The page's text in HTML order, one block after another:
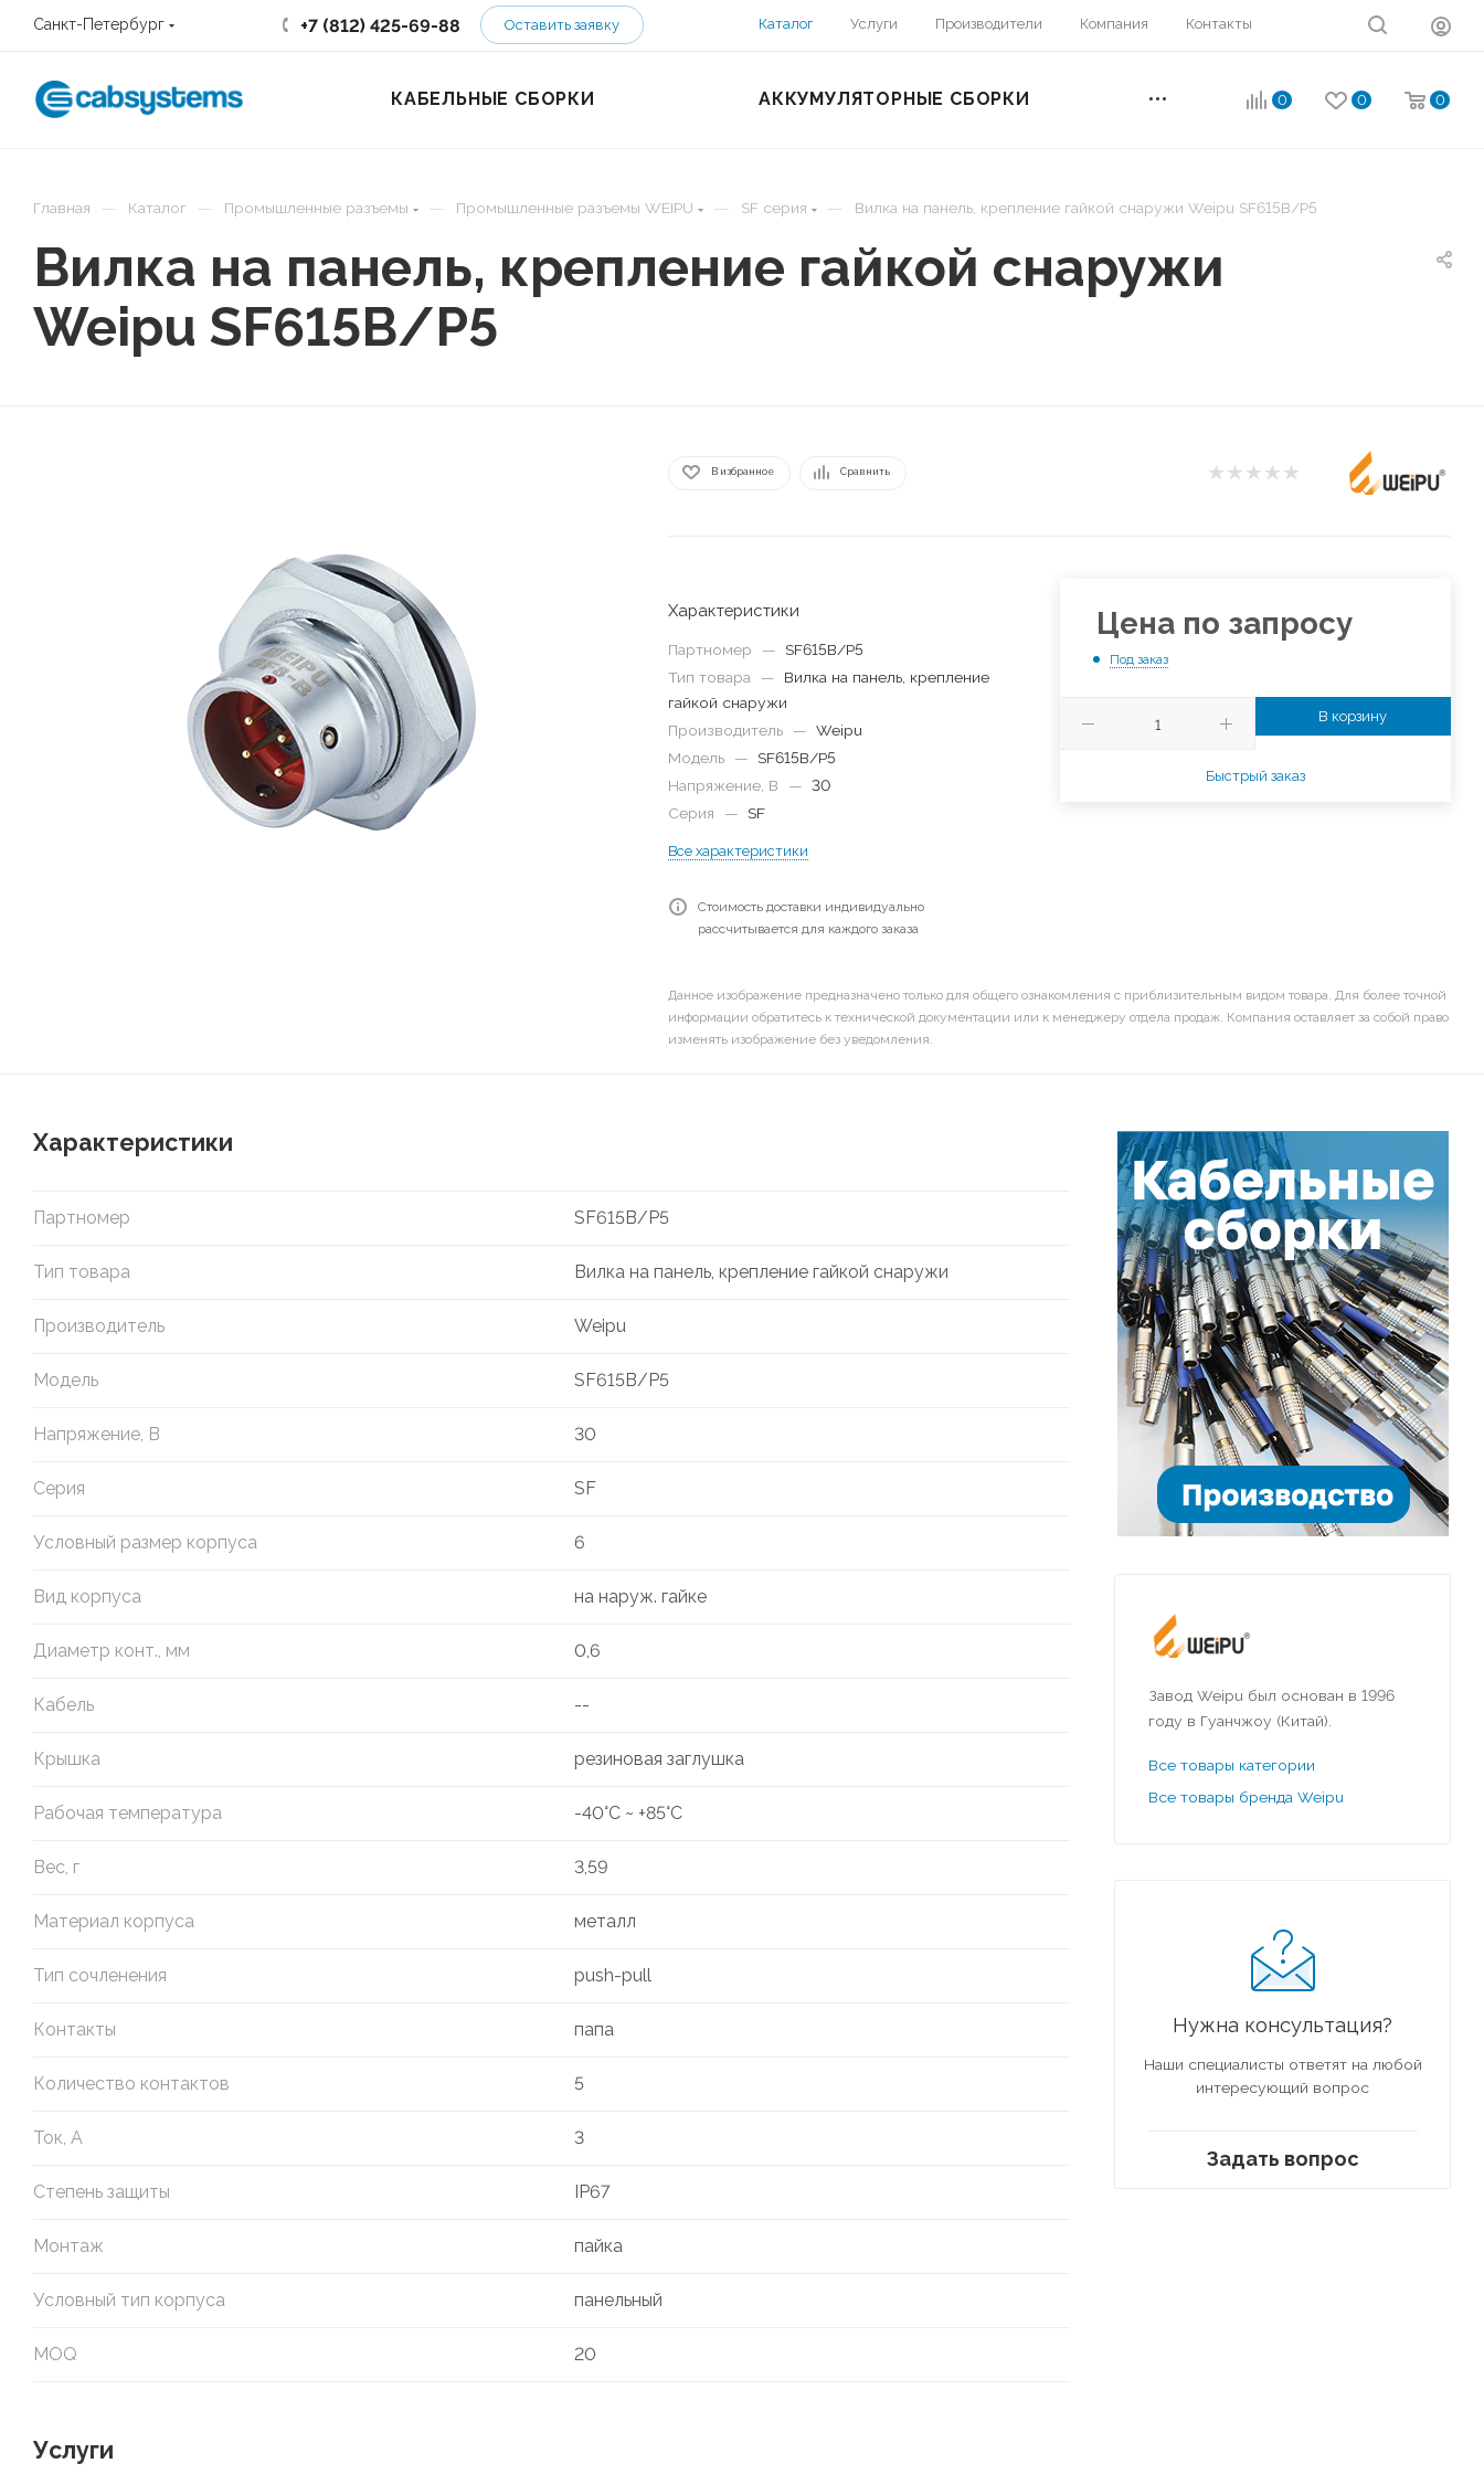
Санкт-Петербург +7 (812) 425-69-88 Оставить заявку Каталог Услуги Производители Компания Контакты
0 0 0
КАБЕЛЬНЫЕ СБОРКИ АККУМУЛЯТОРНЫЕ СБОРКИ
Главная — Каталог — Промышленные разъемы — Промышленные разъемы WEIPU — SF серия — Вилка на панель, крепление гайкой снаружи Weipu SF615B/P5
Вилка на панель, крепление гайкой снаружи
Weipu SF615B/P5
В избранное Сравнить
Характеристики
Партномер — SF615B/P5
Тип товара
—
Вилка на панель, крепление
гайкой снаружи
Производитель
— Weipu
Модель
— SF615B/P5
Напряжение, В
— 30
Серия
— SF
Все характеристики
Стоимость доставки индивидуально
рассчитывается для каждого заказа
Цена по запросу
Под заказ
В корзину
Быстрый заказ
Данное изображение предназначено только для общего ознакомления с приблизительным видом товара. Для более точной
информации обратитесь к технической документации или к менеджеру отдела продаж. Компания оставляет за собой право
изменять изображение без уведомления.
Характеристики
Партномер SF615B/P5
Тип товара Вилка на панель, крепление гайкой снаружи
Производитель Weipu
Модель SF615B/P5
Напряжение, В 30
Серия SF
Условный размер корпуса 6
Вид корпуса на наруж. гайке
Диаметр конт., мм 0,6
Кабель --
Крышка резиновая заглушка
Рабочая температура -40°C ~ +85°C
Вес, г 3,59
Материал корпуса металл
Тип сочленения push-pull
Контакты папа
Количество контактов 5
Ток, А 3
Степень защиты IP67
Монтаж пайка
Условный тип корпуса панельный
MOQ 20
Услуги
Завод Weipu был основан в 1996
году в Гуанчжоу (Китай).
Все товары категории
Все товары бренда Weipu
Нужна консультация?
Наши специалисты ответят на любой
интересующий вопрос
Задать вопрос